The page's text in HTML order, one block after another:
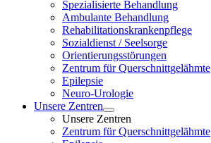
Spezialisierte Behandlung
Ambulante Behandlung
Rehabilitationskrankenpflege
Sozialdienst / Seelsorge
Orientierungsstörungen
Zentrum für Querschnittgelähmte
Epilepsie
Neuro-Urologie
Unsere Zentren
Unsere Zentren
Zentrum für Querschnittgelähmte